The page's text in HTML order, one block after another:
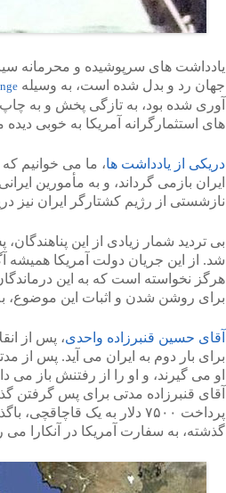
یادداشت های سرپوشیده و محرمانه
جهان رد و بدل شده است، به وسیله
آوری شده بود، به تازگی پخش و به
های استثمارگرانه آمریکا به خوبی
دریکی از یادداشت ها، ما می خوانیم
ایران بازمی گرداند، و به مأمورین
نازشستی از رژیم کشتارگر ایران نیز
بی تردید شمار زیادی از این
شد. از این جریان دولت آمریکا همیشه
هرگز نخواسته است که به این
برای روشن شدن و اثبات این موضوع،
آقای حسین قنبرزاده واحدی، پس از
برای بار دوم به ایران می آید. پس از
او می گیرند، و او را از رفتنش باز می
آقای قنبرزاده مدتی برای پس گرفتن
گذشته، به سفارت آمریکا در آنکارا می